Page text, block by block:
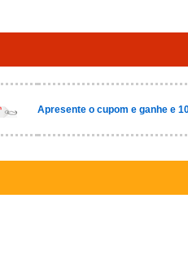
Apresente o cupom e ganhe e